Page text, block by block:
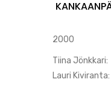
2000
Tiina
Lauri